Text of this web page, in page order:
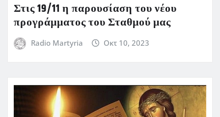
Στις 19/11 η παρουσίαση του νέου
προγράμματος του Σταθμού μας
Radio Martyria Οκτ 10, 2023